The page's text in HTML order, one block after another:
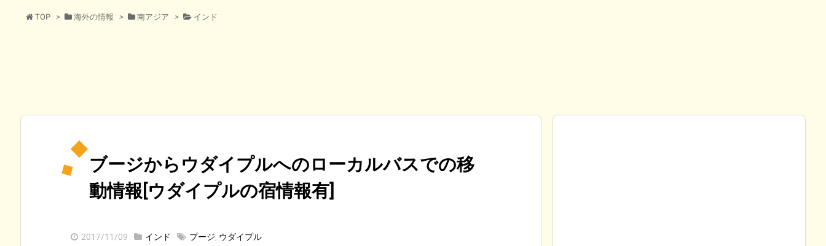
TOP > 海外の情報 > 南アジア > インド
ブージからウダイプルへのローカルバスでの移
動情報[ウダイプルの宿情報有]
2017/11/09 インド プージ, ウダイプル